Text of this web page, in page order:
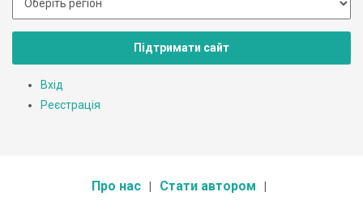
Підтримати сайт
Вхід
Реєстрація
Про нас Стати автором